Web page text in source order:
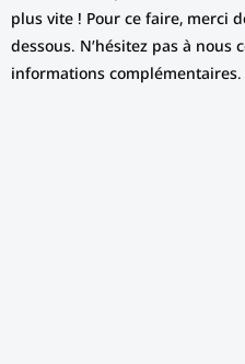
plus vite ! Pour ce faire, merci
dessous. N’hésitez pas à nous
informations complémentaires.